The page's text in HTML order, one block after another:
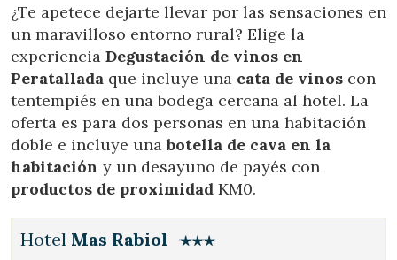
¿Te apetece dejarte llevar por las sensaciones en
un maravilloso entorno rural? Elige la
experiencia Degustación de vinos en
Peratallada que incluye una cata de vinos con
tentempiés en una bodega cercana al hotel. La
oferta es para dos personas en una habitación
doble e incluye unabotella de cava en la
habitación y un desayuno de payés con
productos de proximidad KM0.
Hotel Mas Rabiol